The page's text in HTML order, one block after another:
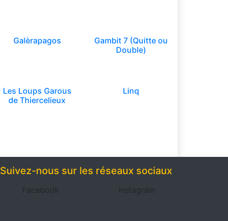
Galèrapagos
Gambit 7 (Quitte ou
Double)
Les Loups Garous
de Thiercelieux
Linq
Suivez-nous sur les réseaux sociaux
Facebook Instagram